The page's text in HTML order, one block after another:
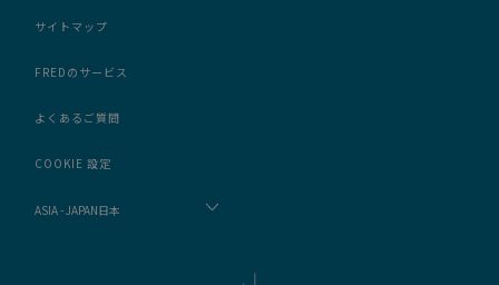
サイトマップ
FREDのサービス
よくあるご質問
COOKIE 設定
ASIA - JAPAN日本